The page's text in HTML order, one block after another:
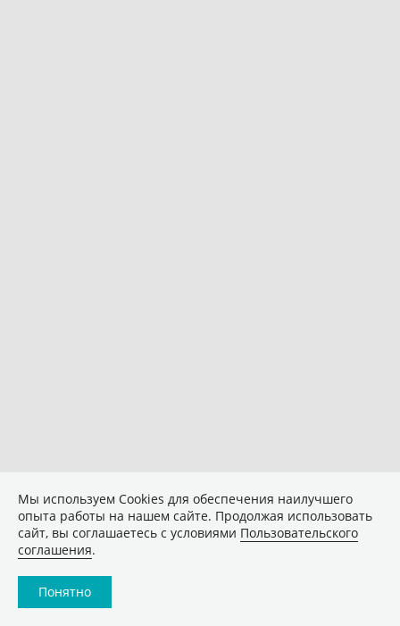
Мы используем Сookies для обеспечения наилучшего
опыта работы на нашем сайте. Продолжая использовать
сайт, вы соглашаетесь с условиями Пользовательского
соглашения.
Понятно